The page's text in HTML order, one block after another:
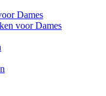
Dames
voor Dames